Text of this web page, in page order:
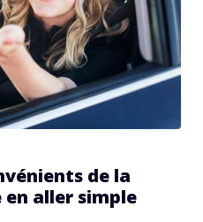
de la
aller simple